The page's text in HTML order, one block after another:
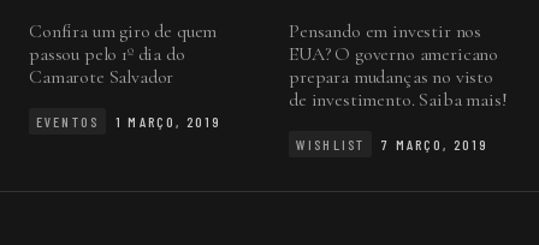
Confira um giro de quem
passou pelo 1º dia do
Camarote Salvador
EVENTOS 1 MARÇO, 2019
Pensando em investir nos
EUA? O governo americano
prepara mudanças no visto
de investimento. Saiba mais!
WISHLIST 7 MARÇO, 2019